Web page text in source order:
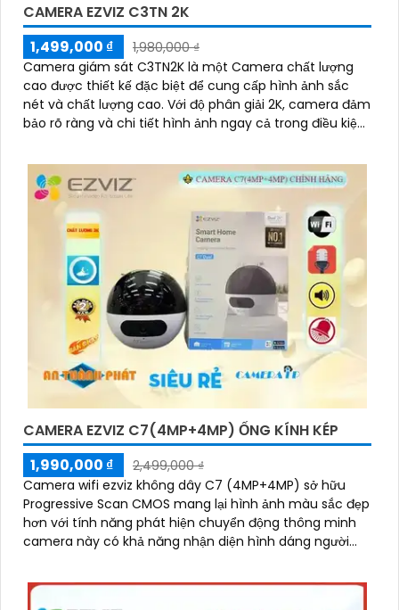
CAMERA EZVIZ C3TN 2K
1,499,000 ₫
1,980,000 ₫
Camera giám sát C3TN2K là một Camera chất lượng
cao được thiết kế đặc biệt để cung cấp hình ảnh sắc
nét và chất lượng cao. Với độ phân giải 2K, camera đảm
bảo rõ ràng và chi tiết hình ảnh ngay cả trong điều kiện
CAMERA EZVIZ C7(4MP+4MP) ỐNG KÍNH KÉP
1,990,000 ₫
2,499,000 ₫
Camera wifi ezviz không dây C7 (4MP+4MP) sở hữu
Progressive Scan CMOS mang lại hình ảnh màu sắc đẹp
hơn với tính năng phát hiện chuyển động thông minh
camera này có khả năng nhận diện hình dáng người
và loa màu sắc sáng đẹp 8.0 MP giúp phân biệt người
một cách chính xác công nghệ xử lý hình ảnh thiếu